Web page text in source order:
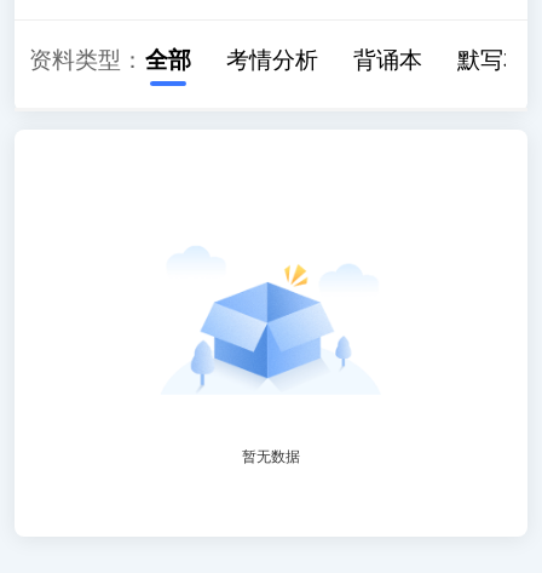
资料类型： 全部 考情分析 背诵本 默写本
暂无数据